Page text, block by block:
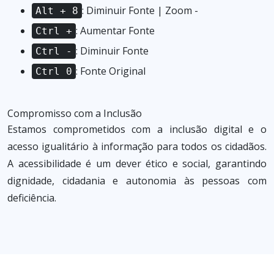
Alt + 8 : Diminuir Fonte | Zoom -
Ctrl + : Aumentar Fonte
Ctrl - : Diminuir Fonte
Ctrl 0 : Fonte Original
Compromisso com a Inclusão
Estamos comprometidos com a inclusão digital e o
acesso igualitário à informação para todos os cidadãos.
A acessibilidade é um dever ético e social, garantindo
dignidade, cidadania e autonomia às pessoas com
deficiência.